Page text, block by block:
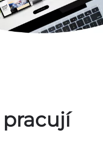
pracují